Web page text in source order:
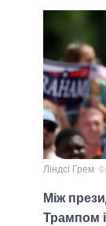
Ліндсі Грем
Між
Трампом